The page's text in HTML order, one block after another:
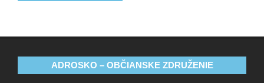
ADROSKO – OBČIANSKE ZDRUŽENIE